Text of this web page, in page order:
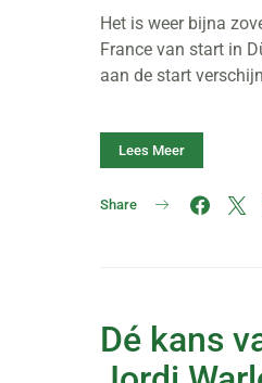
Het is weer bijna
France van start in
aan de start
Lees Meer
Share
Dé kans